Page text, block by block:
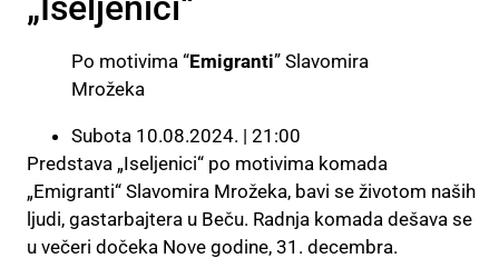
Po motivima “Emigranti” Slavomira
Mrožeka
Subota 10.08.2024. | 21:00
Predstava „Iseljenici“ po motivima komada
„Emigranti“ Slavomira Mrožeka, bavi se životom naših
ljudi, gastarbajtera u Beču. Radnja komada dešava se
u večeri dočeka Nove godine, 31. decembra.